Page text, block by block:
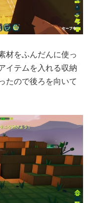
材をふんだんに使っ
イテムを入れる収納
たので後ろを向いて